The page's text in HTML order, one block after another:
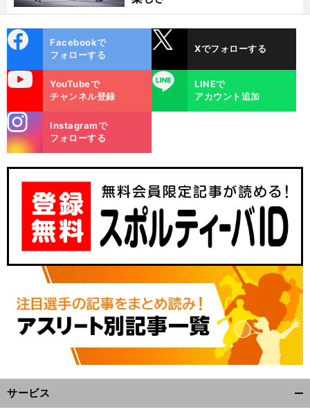
前
へ
ok
Facebookで
フォローする
Xでフォローする
YouTubeで
チャンネル登録
LINE
LINEで
アカウント追加
m
Instagramで
フォローする
サービス